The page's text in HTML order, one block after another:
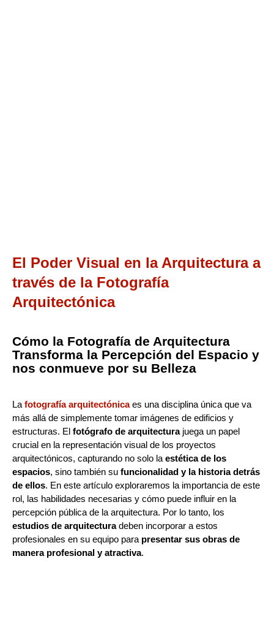
El Poder Visual en la Arquitectura a
través de la Fotografía
Arquitectónica
Cómo la Fotografía de Arquitectura
Transforma la Percepción del Espacio y
nos conmueve por su Belleza
La fotografía arquitectónicaes una disciplina única que va
más allá de simplemente tomar imágenes de edificios y
estructuras. El fotógrafo de arquitecturajuega un papel
crucial en la representación visual de los proyectos
arquitectónicos, capturando no solo la estética de los
espacios, sino también su funcionalidad y la historia detrás
de ellos. En este artículo exploraremos la importancia de este
rol, las habilidades necesarias y cómo puede influir en la
percepción pública de la arquitectura. Por lo tanto, los
estudios de arquitecturadeben incorporar a estos
profesionales en su equipo para presentar sus obras de
manera profesional y atractiva.